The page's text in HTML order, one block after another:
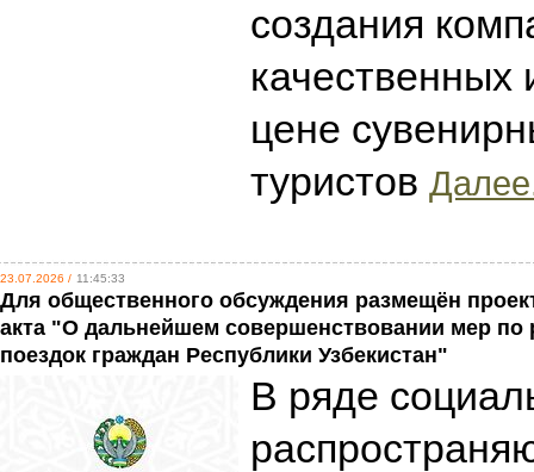
создания
качественных
цене
туристов
23.07.2026 / 11:45:33
Для общественного обсуждения размещён
акта "О дальнейшем совершенствовании мер по
поездок граждан Республики Узбекистан"
В ряде